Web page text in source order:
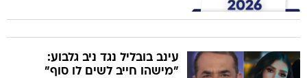
עינב בובליל נגד ניב גלבוע:
"מישהו חייב לשים לו סוף"